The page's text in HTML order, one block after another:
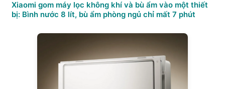
Xiaomi gom máy lọc không khí và bù ẩm vào một thiết
bị: Bình nước 8 lít, bù ẩm phòng ngủ chỉ mất 7 phút